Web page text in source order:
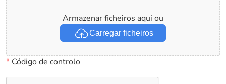
Armazenar ficheiros aqui ou
Carregar ficheiros
*Código de controlo